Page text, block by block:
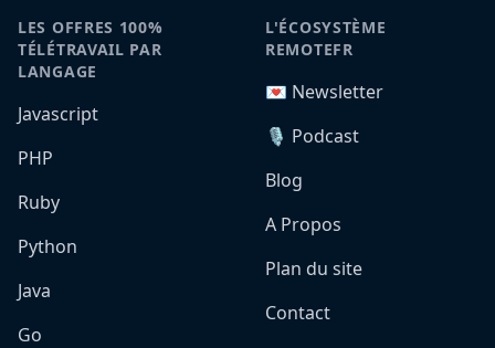
LES OFFRES 100%
TÉLÉTRAVAIL PAR
LANGAGE
Javascript
PHP
Ruby
Python
Java
Go
L'ÉCOSYSTÈME
REMOTEFR
💌 Newsletter
🎙️ Podcast
Blog
A Propos
Plan du site
Contact